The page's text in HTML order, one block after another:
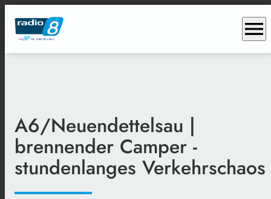
menu
A6/Neuendettelsau |
brennender Camper -
stundenlanges Verkehrschaos